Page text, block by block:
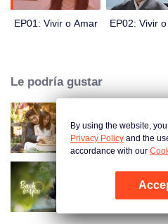
EP01: Vivir o Amar EP02: Vivir
Le podría gustar
Amor como
Regreso
By using the website,
Privacy Policy and the
accordance with our